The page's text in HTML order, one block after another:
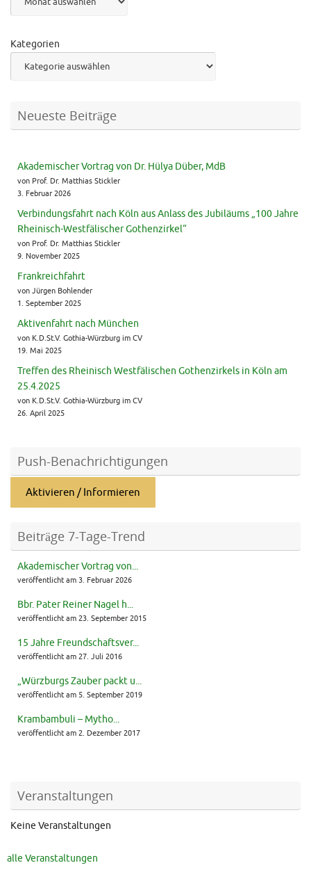
Kategorien
Neueste Beiträge
Akademischer Vortrag von Dr. Hülya Düber, MdB
von Prof. Dr. Matthias Stickler
3. Februar 2026
Verbindungsfahrt nach Köln aus Anlass des Jubiläums „100 Jahre
Rheinisch-Westfälischer Gothenzirkel“
von Prof. Dr. Matthias Stickler
9. November 2025
Frankreichfahrt
von Jürgen Bohlender
1. September 2025
Aktivenfahrt nach München
von K.D.St.V. Gothia-Würzburg im CV
19. Mai 2025
Treffen des Rheinisch Westfälischen Gothenzirkels in Köln am
25.4.2025
von K.D.St.V. Gothia-Würzburg im CV
26. April 2025
Push-Benachrichtigungen
Aktivieren / Informieren
Beiträge 7-Tage-Trend
Akademischer Vortrag von...
veröffentlicht am 3. Februar 2026
Bbr. Pater Reiner Nagel h...
veröffentlicht am 23. September 2015
15 Jahre Freundschaftsver...
veröffentlicht am 27. Juli 2016
„Würzburgs Zauber packt u...
veröffentlicht am 5. September 2019
Krambambuli – Mytho...
veröffentlicht am 2. Dezember 2017
Veranstaltungen
Keine Veranstaltungen
alle Veranstaltungen